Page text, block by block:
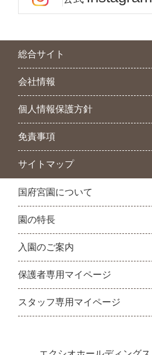
総合サイト
会社情報
個人情報保護方針
免責事項
サイトマップ
国府宮園について
園の特長
入園のご案内
保護者専用マイページ
スタッフ専用マイページ